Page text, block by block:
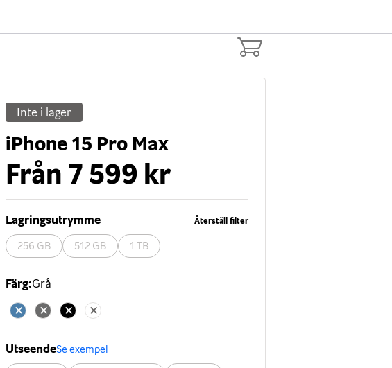
Inte i lager
iPhone 15 Pro Max
Från 7 599 kr
Återställ filter
Lagringsutrymme
256 GB 512 GB 1 TB
Färg:Grå
UtseendeSe exempel